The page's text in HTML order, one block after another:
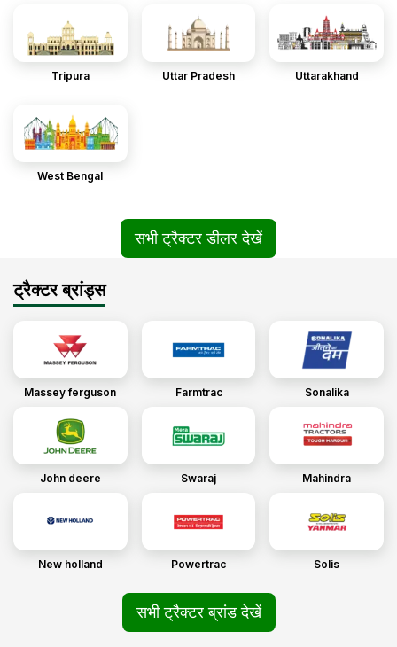
Tripura Uttar Pradesh Uttarakhand
West Bengal
सभी ट्रैक्टर डीलर देखें
ट्रैक्टर ब्रांड्स
Massey ferguson Farmtrac Sonalika
John deere Swaraj Mahindra
New holland Powertrac Solis
सभी ट्रैक्टर ब्रांड देखें